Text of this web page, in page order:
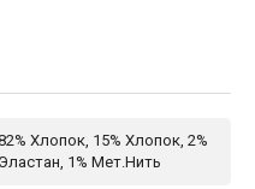
Хлопок, 15% Хлопок, 2%
Эластан, 1% Мет.Нить